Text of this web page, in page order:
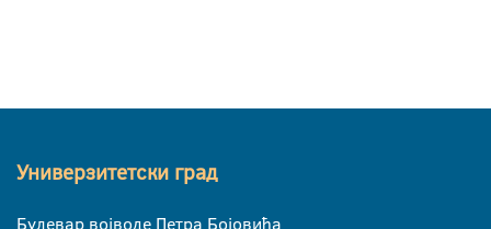
Универзитетски град
Булевар војводе Петра Бојовића